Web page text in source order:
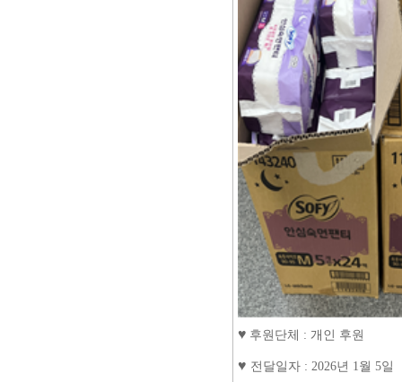
♥ 후원단체 : 개인 후원
♥ 전달일자 : 2026년 1월 5일